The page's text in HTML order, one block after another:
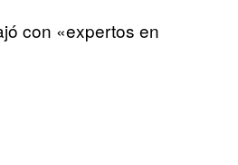
con «expertos en